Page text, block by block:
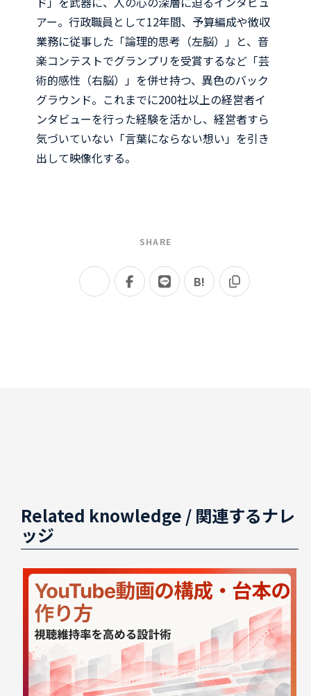
アー。行政職員として12年間、予算編成や徴収
業務に従事した「論理的思考（左脳）」と、音
楽コンテストでグランプリを受賞するなど「芸
術的感性（右脳）」を併せ持つ、異色のバック
グラウンド。これまでに200社以上の経営者イ
ンタビューを行った経験を活かし、経営者すら
気づいていない「言葉にならない想い」を引き
出して映像化する。
SHARE
B!
Related knowledge / 関連するナレ
ッジ